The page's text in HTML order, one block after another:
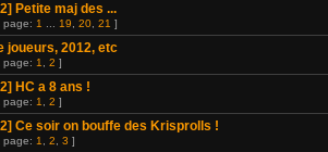
Petite maj des ...
page: 1 19 20 21 ]
joueurs, 2012, etc
page: 1 2 ]
HC a 8 ans !
page: 1 2 ]
Ce soir on bouffe des Krisprolls !
page: 1 2 3 ]